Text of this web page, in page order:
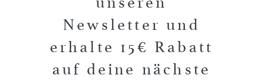
Newsletter und
erhalte 15€ Rabatt
auf deine nächste